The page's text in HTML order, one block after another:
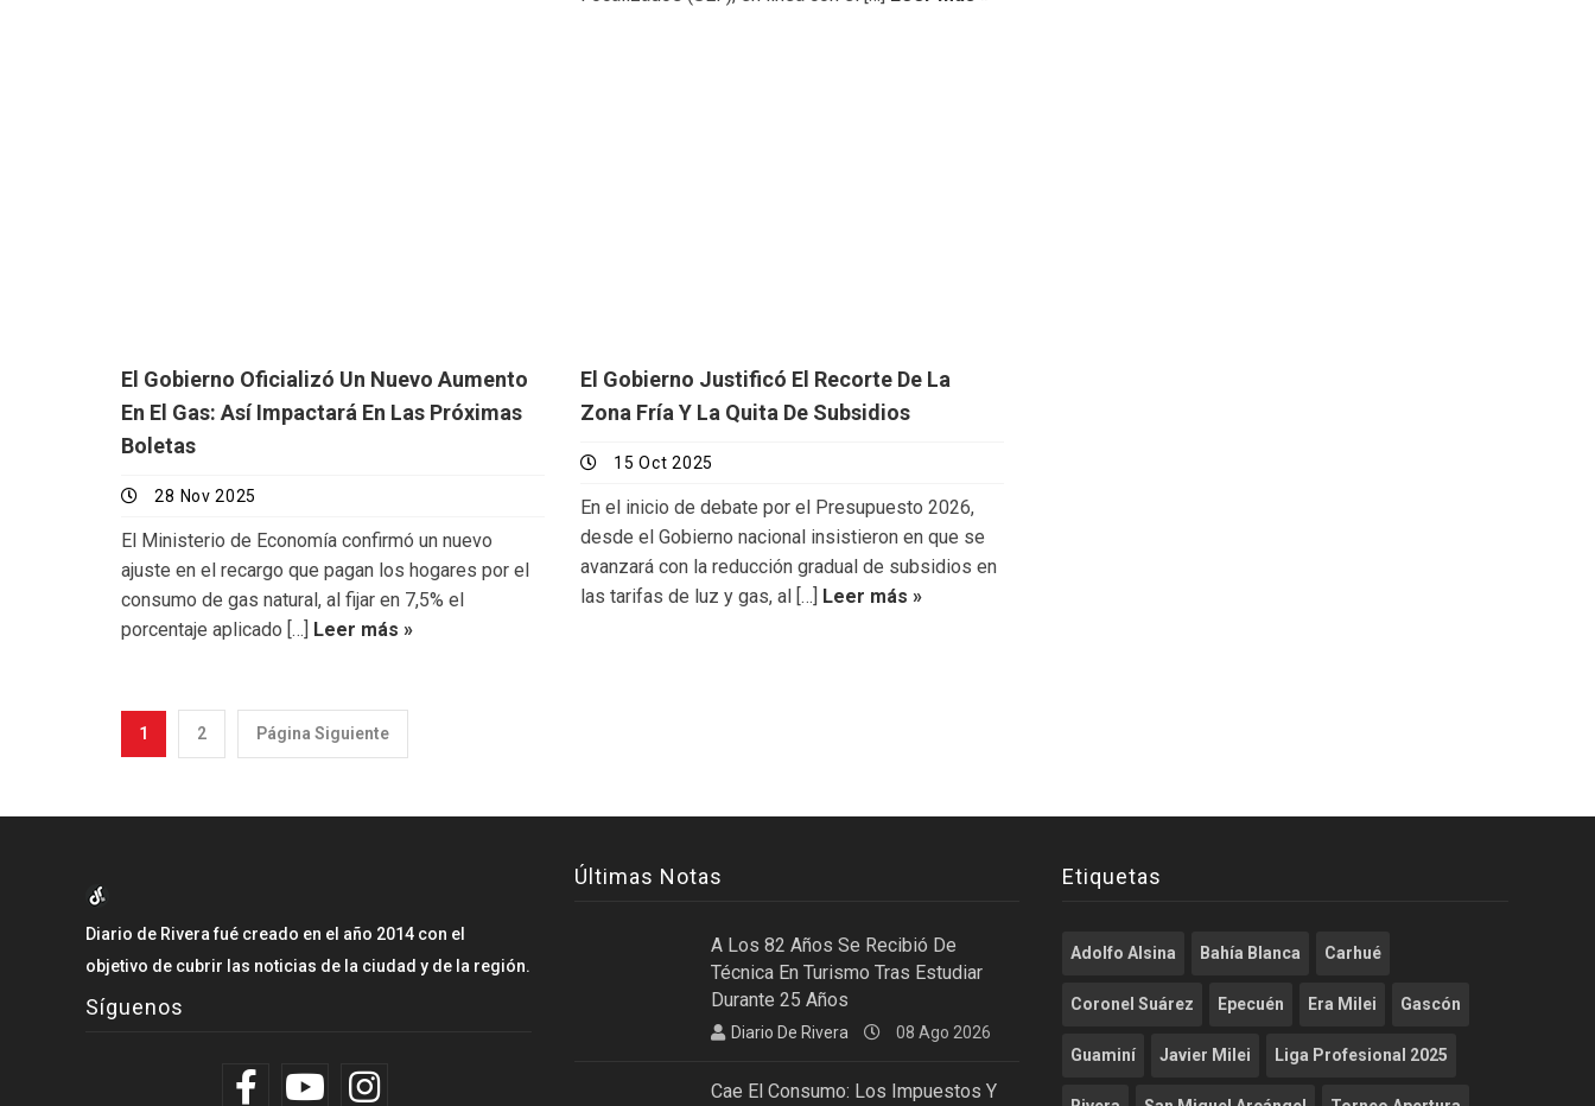
El Gobierno Oficializó Un Nuevo Aumento
En El Gas: Así Impactará En Las Próximas
Boletas
28 Nov 2025
El Ministerio de Economía confirmó un nuevo
ajuste en el recargo que pagan los hogares por el
consumo de gas natural, al fijar en 7,5% el
porcentaje aplicado […] Leer más »
El Gobierno Justificó El Recorte De La
Zona Fría Y La Quita De Subsidios
15 Oct 2025
En el inicio de debate por el Presupuesto 2026,
desde el Gobierno nacional insistieron en que se
avanzará con la reducción gradual de subsidios en
las tarifas de luz y gas, al […] Leer más »
1 2 Página Siguiente
Diario de Rivera fué creado en el año 2014 con el
objetivo de cubrir las noticias de la ciudad y de la región.
Síguenos
Últimas Notas
A Los 82 Años Se Recibió De
Técnica En Turismo Tras Estudiar
Durante 25 Años
Diario De Rivera 08 Ago 2026
Cae El Consumo: Los Impuestos Y
Etiquetas
Adolfo Alsina Bahía Blanca Carhué
Coronel Suárez Epecuén Era Milei Gascón
Guaminí Javier Milei Liga Profesional 2025